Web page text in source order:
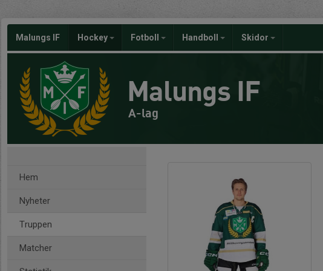
Malungs IF Hockey Fotboll Handboll Skidor
Malungs IF
A-lag
Hem
Nyheter
Truppen
Matcher